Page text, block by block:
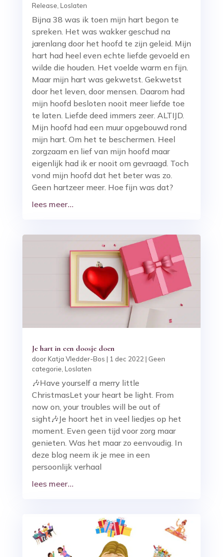
Release, Loslaten
Bijna 38 was ik toen mijn hart begon te
spreken. Het was wakker geschud na
jarenlang door het hoofd te zijn geleid. Mijn
hart had heel even echte liefde gevoeld en
wilde die houden. Het voelde warm en fijn.
Maar mijn hart was gekwetst. Gekwetst
door het leven, door mensen. Daarom had
mijn hoofd besloten nooit meer liefde toe
te laten. Liefde deed immers zeer. ALTIJD.
Mijn hoofd had een muur opgebouwd rond
mijn hart. Om het te beschermen. Heel
zorgzaam en lief van mijn hoofd maar
eigenlijk had ik er nooit om gevraagd. Toch
vond mijn hoofd dat het beter was zo.
Geen hartzeer meer. Hoe fijn was dat?
lees meer...
Je hart in een doosje doen
doorKatja Vledder-Bos | 1 dec 2022 | Geen
categorie Loslaten
🎶Have yourself a merry little
ChristmasLet your heart be light. From
now on, your troubles will be out of
sight🎶Je hoort het in veel liedjes op het
moment. Even geen tijd voor zorg maar
genieten. Was het maar zo eenvoudig. In
deze blog neem ik je mee in een
persoonlijk verhaal
lees meer...